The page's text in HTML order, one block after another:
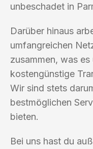
unbeschadet in
Darüber hinaus
umfangreichen
zusammen, was
kostengünstige
Wir sind stets
bestmöglichen
bieten.
Bei uns hast du